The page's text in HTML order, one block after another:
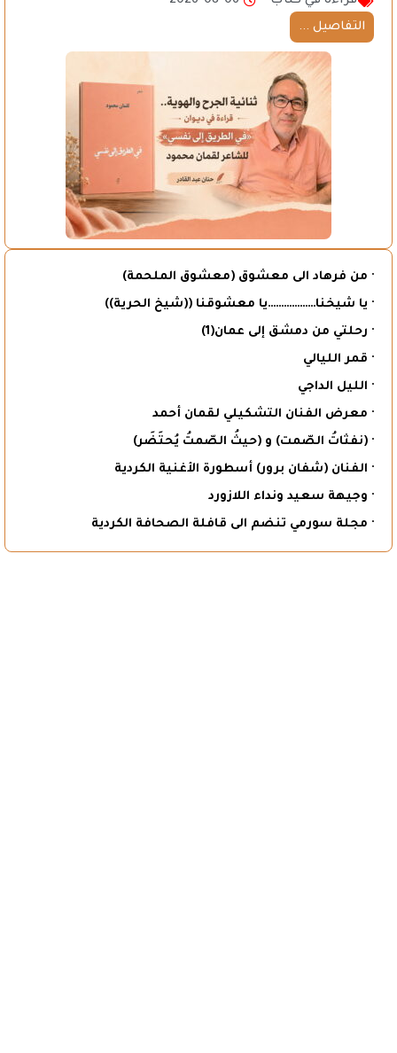
التفاصيل ...
· من فرهاد الى معشوق (معشوق الملحمة)
· يا شيخنا………………يا معشوقنا ((شيخ الحرية))
· رحلتي من دمشق إلى عمان(1)
· قمر الليالي
· الليل الداجي
· معرض الفنان التشكيلي لقمان أحمد
· (نفثاتُ الصّمت) و (حيثُ الصّمتُ يُحتَضَر)
· الفنان (شفان برور) أسطورة الأغنية الكردية
· وجيهة سعيد ونداء اللازورد
· مجلة سورمي تنضم الى قافلة الصحافة الكردية